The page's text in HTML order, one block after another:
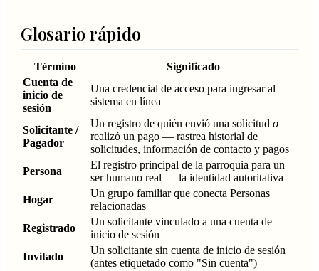
Glosario rápido
Término
Significado
Cuenta de
inicio de
sesión
Una credencial de acceso para ingresar al
sistema en línea
Solicitante /
Pagador
Un registro de quién envió una solicitud o
realizó un pago — rastrea historial de
solicitudes, información de contacto y pagos
Persona
El registro principal de la parroquia para un
ser humano real — la identidad autoritativa
Hogar
Un grupo familiar que conecta Personas
relacionadas
Registrado
Un solicitante vinculado a una cuenta de
inicio de sesión
Invitado
Un solicitante sin cuenta de inicio de sesión
(antes etiquetado como "Sin cuenta")